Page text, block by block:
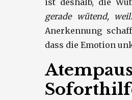
gerade wütend,
Anerkennung
dass die Emotion